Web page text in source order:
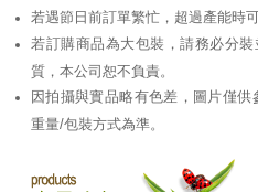
若遇節日前訂單繁忙，超過產能時
若訂購商品為大包裝，請務必分
質，本公司恕不負責。
因拍攝與實品略有色差，圖片僅
重量/包裝方式為準。